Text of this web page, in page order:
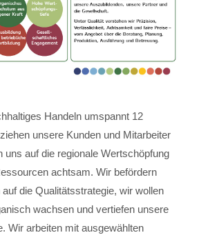
Handeln umspannt 12
unsere Kunden und Mitarbeiter
uns auf die regionale Wertschöpfung
achtsam. Wir befördern
die Qualitätsstrategie, wir wollen
wachsen und vertiefen unsere
Wir arbeiten mit ausgewählten